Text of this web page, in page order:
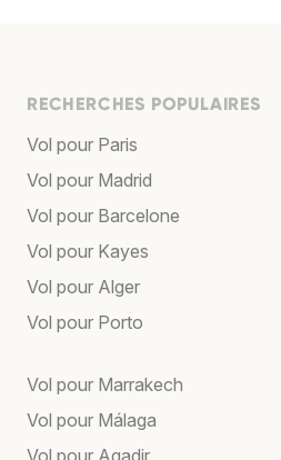
RECHERCHES POPULAIRES
Vol pour Paris
Vol pour Madrid
Vol pour Barcelone
Vol pour Kayes
Vol pour Alger
Vol pour Porto
Vol pour Marrakech
Vol pour Málaga
Vol pour Agadir